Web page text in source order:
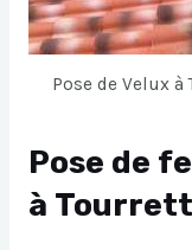
Pose de Velux
Pose de
à